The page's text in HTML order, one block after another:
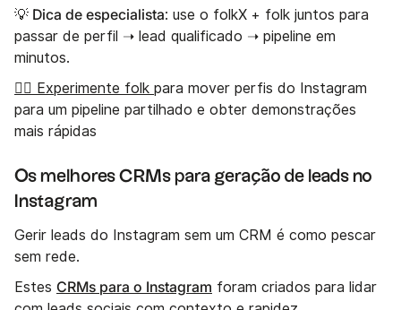
💡 Dica de especialista: use o folkX + folk juntos para
passar de perfil ➝ lead qualificado ➝ pipeline em
minutos.
👉🏼 Experimente folk para mover perfis do Instagram
para um pipeline partilhado e obter demonstrações
mais rápidas
Os melhores CRMs para geração de leads no
Instagram
Gerir leads do Instagram sem um CRM é como pescar
sem rede.
Estes CRMs para o Instagram foram criados para lidar